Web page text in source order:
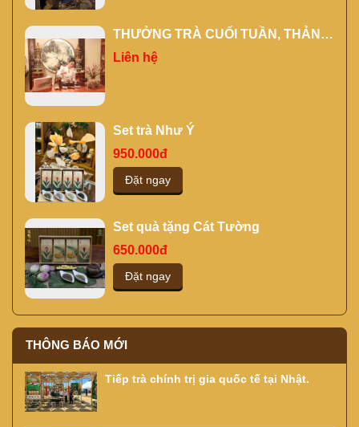
THƯỞNG TRÀ CUỐI TUẦN, THẢNH
THƠI CÙNG NGƯỜI THÂN, BẠN
Liên hệ
Set trà Như Ý
950.000đ
Đặt ngay
Set quà tặng Cát Tường
650.000đ
Đặt ngay
THÔNG BÁO MỚI
Tiếp trà chính trị gia quốc tế tại Nhật.